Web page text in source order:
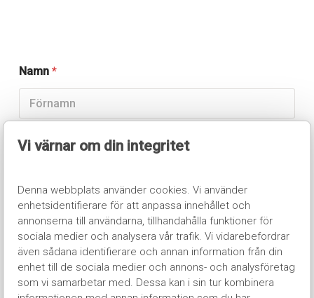
Vi värnar om din integritet
Denna webbplats använder cookies. Vi använder
enhetsidentifierare för att anpassa innehållet och
annonserna till användarna, tillhandahålla funktioner för
sociala medier och analysera vår trafik. Vi vidarebefordrar
även sådana identifierare och annan information från din
enhet till de sociala medier och annons- och analysföretag
som vi samarbetar med. Dessa kan i sin tur kombinera
Namn*
Först
E-post*
E-post
Bekräfta e-